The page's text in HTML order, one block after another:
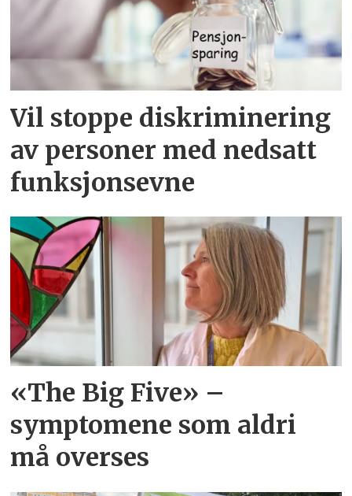
Vil stoppe diskriminering
av personer med nedsatt
funksjonsevne
«The Big Five» –
symptomene som aldri
må overses